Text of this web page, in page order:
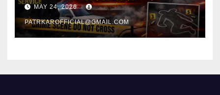
MAY 24, 2026
PATRKAROFFICIAL@GMAIL.COM